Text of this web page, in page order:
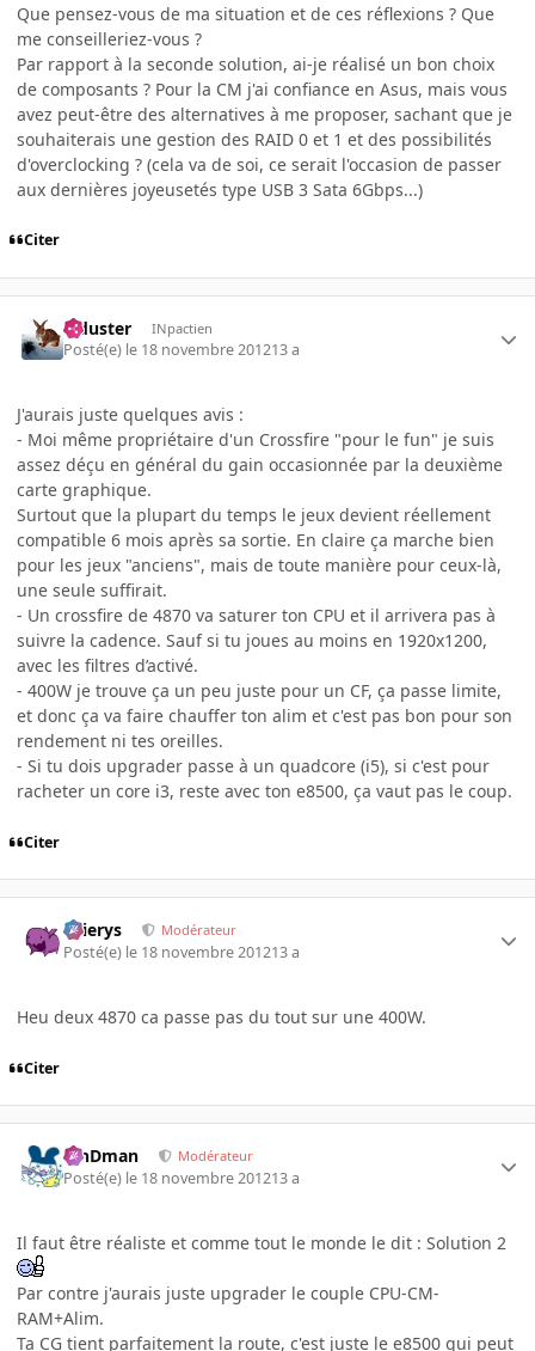
Que pensez-vous de ma situation et de ces réflexions ? Que
me conseilleriez-vous ?
Par rapport à la seconde solution, ai-je réalisé un bon choix
de composants ? Pour la CM j'ai confiance en Asus, mais vous
avez peut-être des alternatives à me proposer, sachant que je
souhaiterais une gestion des RAID 0 et 1 et des possibilités
d'overclocking ? (cela va de soi, ce serait l'occasion de passer
aux dernières joyeusetés type USB 3 Sata 6Gbps...)
Citer
Tiduster INpactien
Posté(e) le 18 novembre 201213 a
J'aurais juste quelques avis :
- Moi même propriétaire d'un Crossfire "pour le fun" je suis
assez déçu en général du gain occasionnée par la deuxième
carte graphique.
Surtout que la plupart du temps le jeux devient réellement
compatible 6 mois après sa sortie. En claire ça marche bien
pour les jeux "anciens", mais de toute manière pour ceux-là,
une seule suffirait.
- Un crossfire de 4870 va saturer ton CPU et il arrivera pas à
suivre la cadence. Sauf si tu joues au moins en 1920x1200,
avec les filtres d’activé.
- 400W je trouve ça un peu juste pour un CF, ça passe limite,
et donc ça va faire chauffer ton alim et c'est pas bon pour son
rendement ni tes oreilles.
- Si tu dois upgrader passe à un quadcore (i5), si c'est pour
racheter un core i3, reste avec ton e8500, ça vaut pas le coup.
Citer
Ellierys Modérateur
Posté(e) le 18 novembre 201213 a
Heu deux 4870 ca passe pas du tout sur une 400W.
Citer
RinDman Modérateur
Posté(e) le 18 novembre 201213 a
Il faut être réaliste et comme tout le monde le dit : Solution 2
Par contre j'aurais juste upgrader le couple CPU-CM-
RAM+Alim.
Ta CG tient parfaitement la route, c'est juste le e8500 qui peut